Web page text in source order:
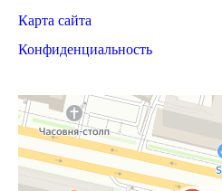
Карта сайта
Конфиденциальность